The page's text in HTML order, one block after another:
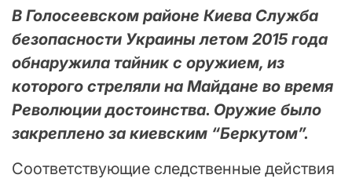
В Голосеевском районе Киева Служба
безопасности Украины летом 2015 года
обнаружила тайник с оружием, из
которого стреляли на Майдане во время
Революции достоинства. Оружие было
закреплено за киевским “Беркутом”.
Соответствующие следственные действия